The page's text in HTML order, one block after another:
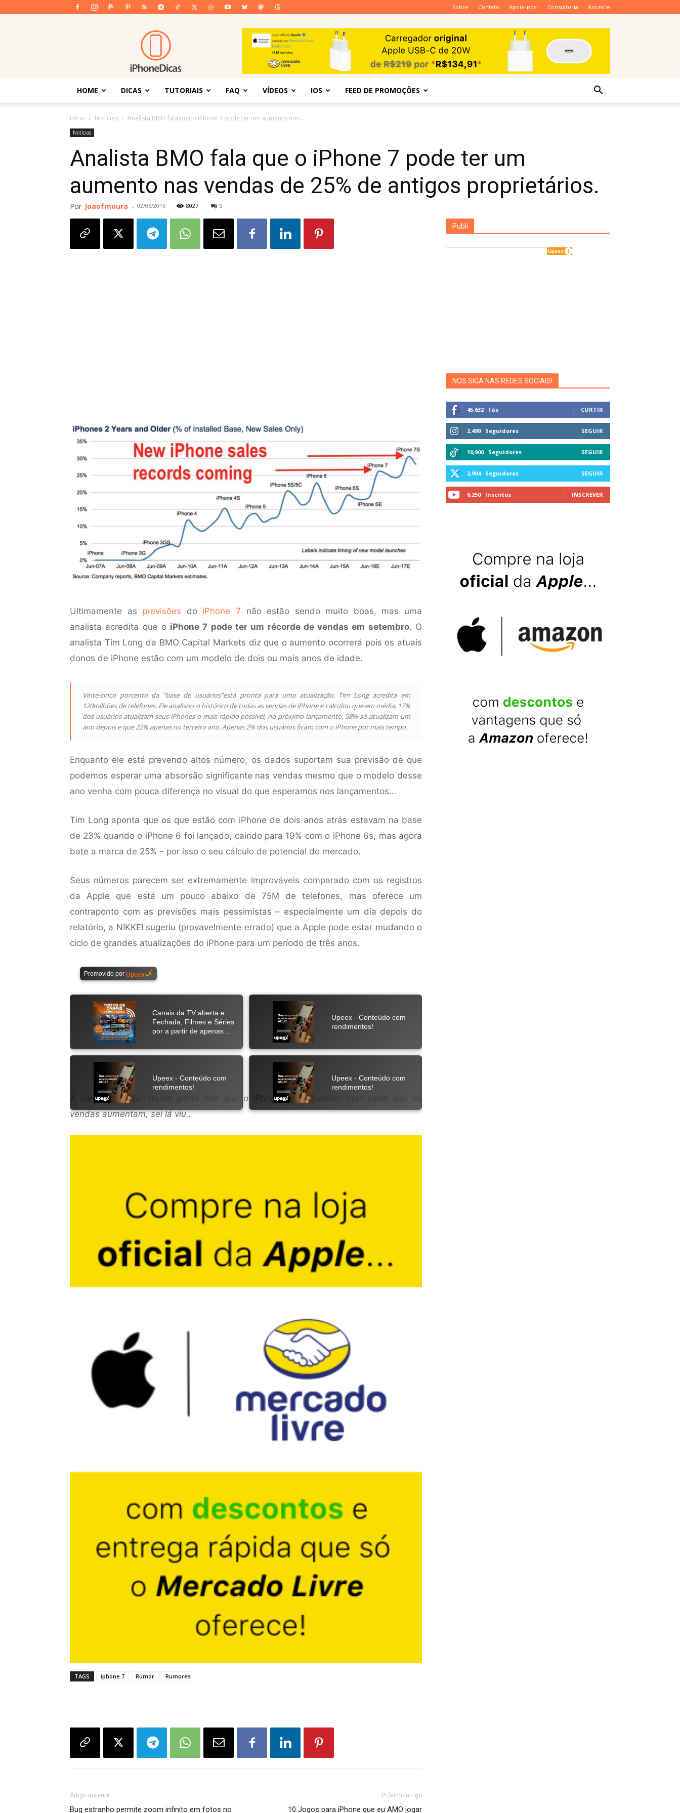
Sobre Contato Apoie-nos! Consultoria Anuncie
iPhoneDicas
HOME DICAS TUTORIAIS FAQ VÍDEOS IOS FEED DE PROMOÇÕES
Início Notícias Analista BMO fala que o iPhone 7 pode ter um aumento nas...
Notícias
Analista BMO fala que o iPhone 7 pode ter um
aumento nas vendas de 25% de antigos proprietários.
Por Joaofmoura - 02/06/2016 8027 0
Ultimamente as previsões do iPhone 7 não estão sendo muito boas, mas uma
analista acredita que o iPhone 7 pode ter um récorde de vendas em setembro. O
analista Tim Long da BMO Capital Markets diz que o aumento ocorrerá pois os atuais
donos de iPhone estão com um modelo de dois ou mais anos de idade.
Vinte-cinco porcento da “base de usuários”está pronta para uma atualização, Tim Long acredita em
120milhões de telefones. Ele analisou o histórico de todas as vendas de iPhone e calculou que em média, 17%
dos usuários atualizam seus iPhones o mais rápido possível, no próximo lançamento, 58% só atualizam um
ano depois e que 22% apenas no terceiro ano. Apenas 2% dos usuários ficam com o iPhone por mais tempo.
Enquanto ele está prevendo altos número, os dados suportam sua previsão de que
podemos esperar uma absorsão significante nas vendas mesmo que o modelo desse
ano venha com pouca diferença no visual do que esperamos nos lançamentos…
Tim Long aponta que os que estão com iPhone de dois anos atrás estavam na base
de 23% quando o iPhone 6 foi lançado, caindo para 19% com o iPhone 6s, mas agora
bate a marca de 25% – por isso o seu cálculo de potencial do mercado.
Seus números parecem ser extremamente improváveis comparado com os registros
da Apple que está um pouco abaixo de 75M de telefones, mas oferece um
contraponto com as previsões mais pessimistas – especialmente um dia depois do
relatório, a NIKKEI sugeriu (provavelmente errado) que a Apple pode estar mudando o
ciclo de grandes atualizações do iPhone para um período de três anos.
A verdade é que muita gente fala que o iPhone vai sucumbir, mas cada ano as
vendas aumentam, sei lá viu..
TAGS iphone 7 Rumor Rumores
Artigo anterior
Bug estranho permite zoom infinito em fotos no
Próximo artigo
10 Jogos para iPhone que eu AMO jogar
Publi
NOS SIGA NAS REDES SOCIAIS!
45,632 Fãs CURTIR
2,499 Seguidores SEGUIR
10,900 Seguidores SEGUIR
2,904 Seguidores SEGUIR
6,250 Inscritos INSCREVER